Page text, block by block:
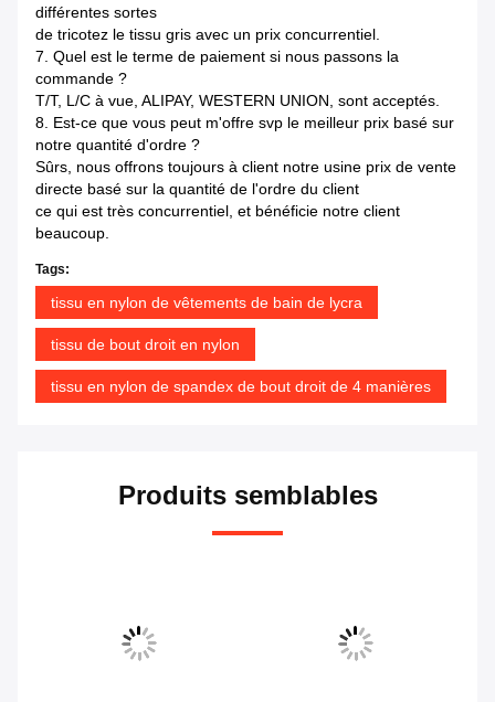
différentes sortes
de tricotez le tissu gris avec un prix concurrentiel.
7. Quel est le terme de paiement si nous passons la
commande ?
T/T, L/C à vue, ALIPAY, WESTERN UNION, sont acceptés.
8. Est-ce que vous peut m'offre svp le meilleur prix basé sur
notre quantité d'ordre ?
Sûrs, nous offrons toujours à client notre usine prix de vente
directe basé sur la quantité de l'ordre du client
ce qui est très concurrentiel, et bénéficie notre client
beaucoup.
Tags:
tissu en nylon de vêtements de bain de lycra
tissu de bout droit en nylon
tissu en nylon de spandex de bout droit de 4 manières
Produits semblables